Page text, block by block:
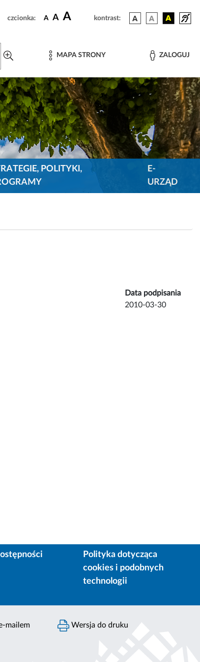
czcionka: A A A kontrast:
MAPA STRONY ZALOGUJ
POLITYKI,
E-
URZĄD
Data podpisania
2010-03-30
Polityka dotycząca
cookies i podobnych
technologii
mailem Wersja do druku